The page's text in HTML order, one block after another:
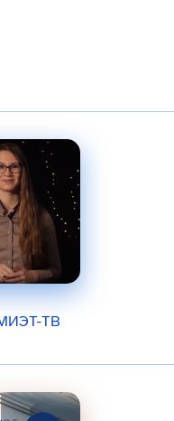
ТВ